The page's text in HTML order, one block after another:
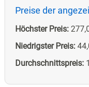
Preise der
Höchster Preis:
Niedrigster Preis:
Durchschnittspreis: